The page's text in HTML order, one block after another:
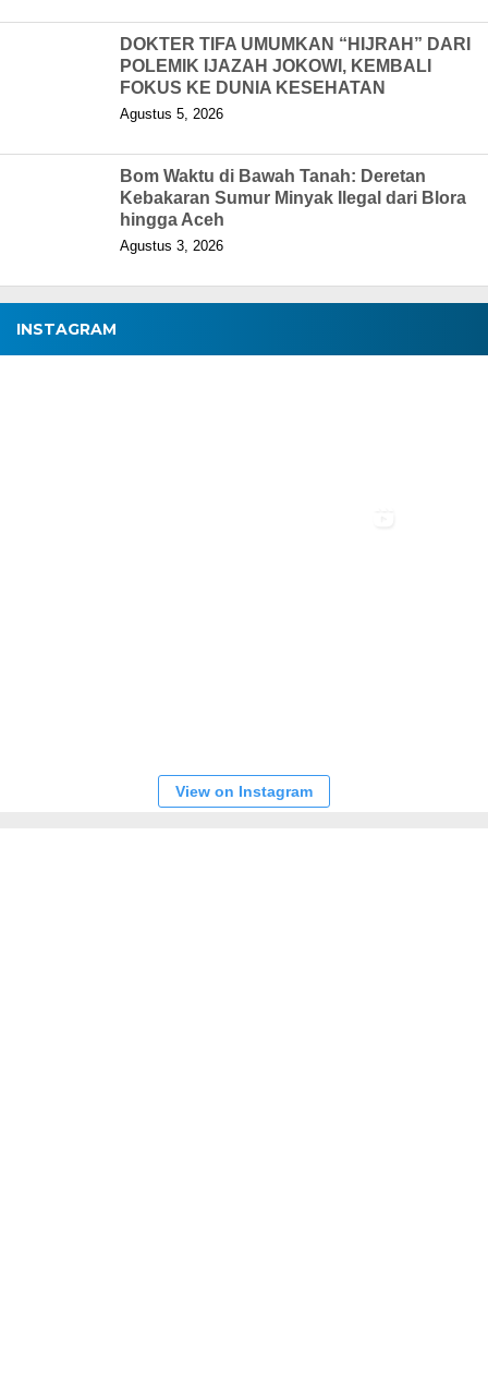
DOKTER TIFA UMUMKAN “HIJRAH” DARI
POLEMIK IJAZAH JOKOWI, KEMBALI
FOKUS KE DUNIA KESEHATAN
Agustus 5, 2026
Bom Waktu di Bawah Tanah: Deretan
Kebakaran Sumur Minyak Ilegal dari Blora
hingga Aceh
Agustus 3, 2026
INSTAGRAM
View on Instagram